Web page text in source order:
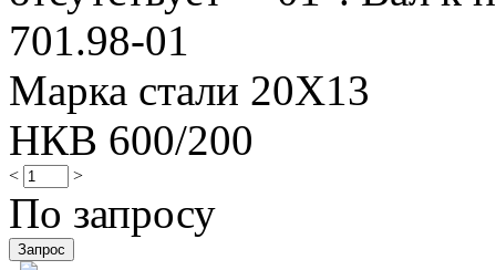
701.98-01
Марка стали 20Х13
НКВ 600/200
< >
По запросу